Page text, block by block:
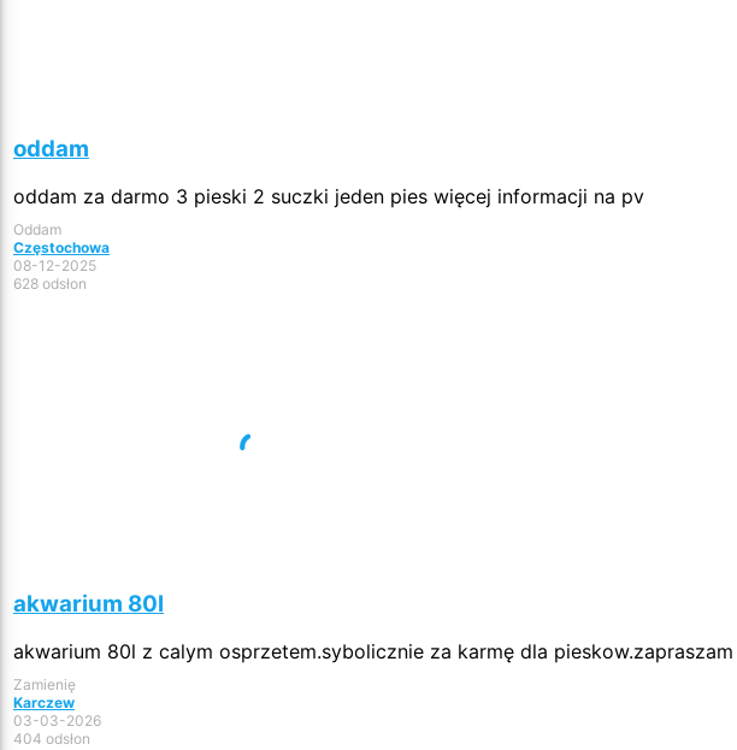
oddam
oddam za darmo 3 pieski 2 suczki jeden pies więcej informacji na pv
Oddam
Częstochowa
08-12-2025
628 odsłon
akwarium 80l
akwarium 80l z calym osprzetem.sybolicznie za karmę dla pieskow.zapraszam
Zamienię
Karczew
03-03-2026
404 odsłon